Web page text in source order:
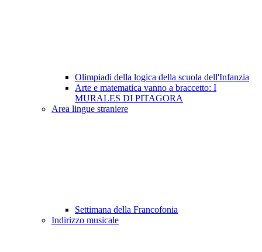
Olimpiadi della logica della scuola dell'Infanzia
Arte e matematica vanno a braccetto: I
MURALES DI PITAGORA
Area lingue straniere
Settimana della Francofonia
Indirizzo musicale